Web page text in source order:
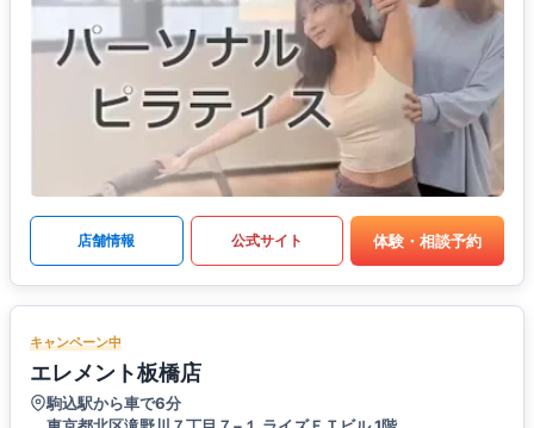
店舗情報 公式サイト 体験・相談予約
キャンペーン中
エレメント板橋店
駒込駅から車で6分